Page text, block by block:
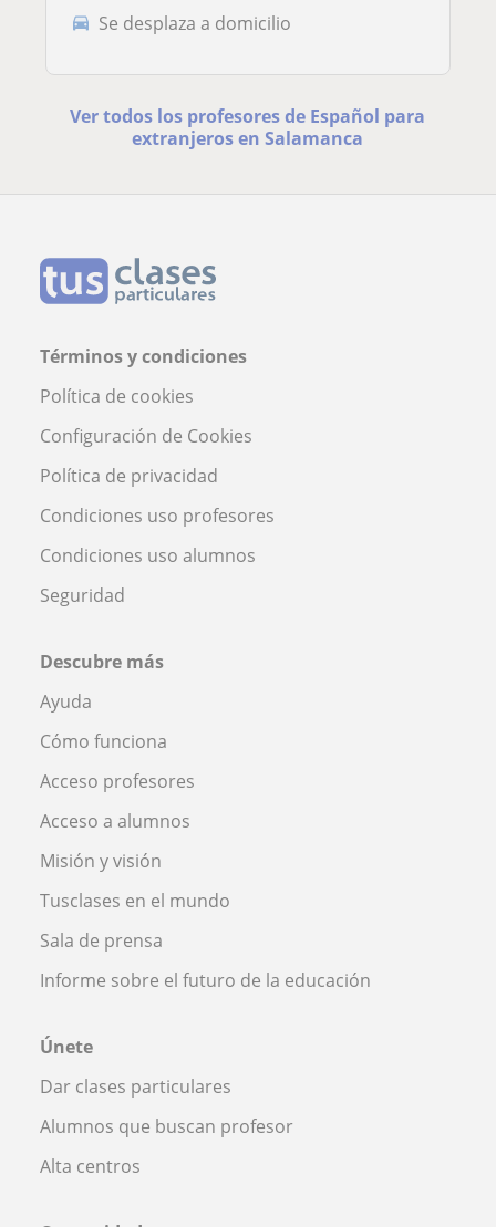
Se desplaza a domicilio
Ver todos los profesores de Español para
extranjeros en Salamanca
Términos y condiciones
Política de cookies
Configuración de Cookies
Política de privacidad
Condiciones uso profesores
Condiciones uso alumnos
Seguridad
Descubre más
Ayuda
Cómo funciona
Acceso profesores
Acceso a alumnos
Misión y visión
Tusclases en el mundo
Sala de prensa
Informe sobre el futuro de la educación
Únete
Dar clases particulares
Alumnos que buscan profesor
Alta centros